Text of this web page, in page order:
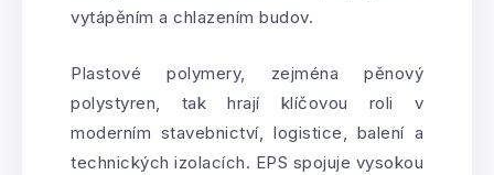
vytápěním a chlazením budov.
Plastové polymery, zejména pěnový
polystyren, tak hrají klíčovou roli v
moderním stavebnictví, logistice, balení a
technických izolacích. EPS spojuje vysokou